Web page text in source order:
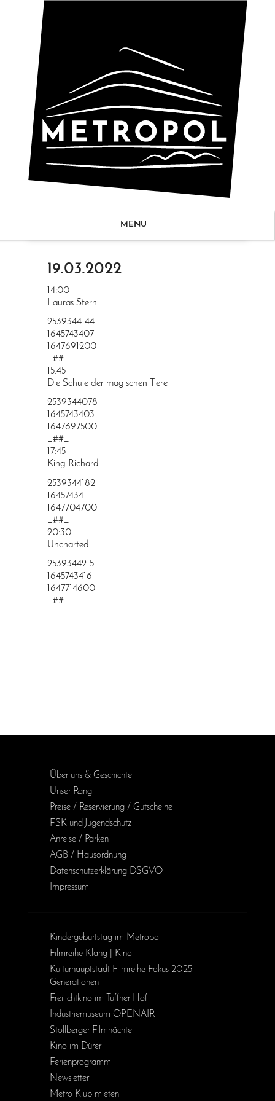
MENU
19.03.2022
14:00
Lauras Stern
2539344144
1645743407
1647691200
_##_
15:45
Die Schule der magischen Tiere
2539344078
1645743403
1647697500
_##_
17:45
King Richard
2539344182
1645743411
1647704700
_##_
20:30
Uncharted
2539344215
1645743416
1647714600
_##_
Über uns & Geschichte
Unser Rang
Preise / Reservierung / Gutscheine
FSK und Jugendschutz
Anreise / Parken
AGB / Haus­ordnung
Daten­schutz­erklärung DSGVO
Impressum
Kinder­geburts­tag im Metropol
Filmreihe Klang | Kino
Kulturhauptstadt Filmreihe Fokus 2025:
Generationen
Freilichtkino im Tuffner Hof
Industriemuseum OPENAIR
Stollberger Filmnächte
Kino im Dürer
Ferienprogramm
Newsletter
Metro Klub mieten